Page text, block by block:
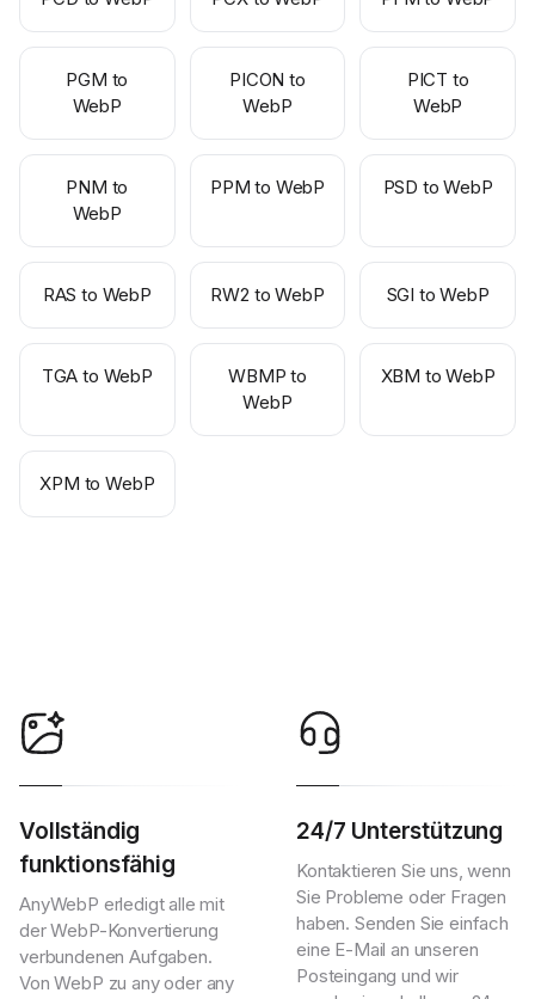
PGM to
WebP
PICON to
WebP
PICT to
WebP
PNM to
WebP
PPM to WebP PSD to WebP
RAS to WebP RW2 to WebP SGI to WebP
TGA to WebP
WBMP to
WebP
XBM to WebP
XPM to WebP
Vollständig
funktionsfähig
AnyWebP erledigt alle mit
der WebP-Konvertierung
verbundenen Aufgaben.
Von WebP zu any oder any
24/7 Unterstützung
Kontaktieren Sie uns, wenn
Sie Probleme oder Fragen
haben. Senden Sie einfach
eine E-Mail an unseren
Posteingang und wir